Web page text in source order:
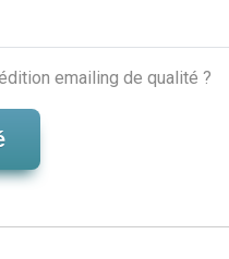
emailing de qualité ?